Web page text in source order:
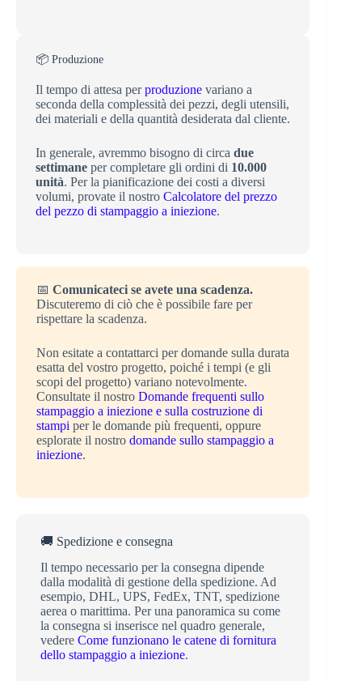
📦 Produzione
Il tempo di attesa perproduzione variano a
seconda della complessità dei pezzi, degli utensili,
dei materiali e della quantità desiderata dal cliente.
In generale, avremmo bisogno di circa due
settimane per completare gli ordini di 10.000
unità. Per la pianificazione dei costi a diversi
volumi, provate il nostro Calcolatore del prezzo
del pezzo di stampaggio a iniezione.
📅 Comunicateci se avete una scadenza.
Discuteremo di ciò che è possibile fare per
rispettare la scadenza.
Non esitate a contattarci per domande sulla durata
esatta del vostro progetto, poiché i tempi (e gli
scopi del progetto) variano notevolmente.
Consultate il nostro Domande frequenti sullo
stampaggio a iniezione e sulla costruzione di
stampi per le domande più frequenti, oppure
esplorate il nostro domande sullo stampaggio a
iniezione.
🚚 Spedizione e consegna
Il tempo necessario per la consegna dipende
dalla modalità di gestione della spedizione. Ad
esempio, DHL, UPS, FedEx, TNT, spedizione
aerea o marittima. Per una panoramica su come
la consegna si inserisce nel quadro generale,
vedere Come funzionano le catene di fornitura
dello stampaggio a iniezione.